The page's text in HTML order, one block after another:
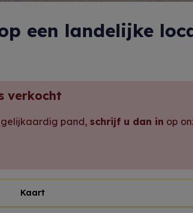
een landelijke
verkocht
gelijkaardig pand, schrijf u dan in op
Kaart